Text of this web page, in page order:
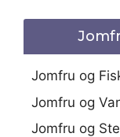
Jomfru og
Jomfru og
Jomfru og